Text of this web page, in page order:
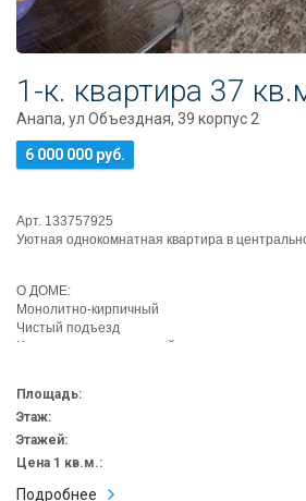
1-к. квартира 37
Анапа, ул Объездная, 39 корпус 2
6 000 000 руб.
Арт. 133757925
Уютная однокомнатная квартира в
О ДОМЕ:
Монолитно-кирпичный
Чистый подъезд
Хорошие соседи, уютный двор
Площадь:
Этаж:
Этажей:
Цена 1 кв.м.:
Подробнее